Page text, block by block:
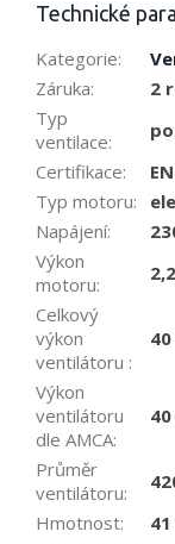
Technické
Kategorie:
Záruka:
2
Typ
ventilace:
Certifikace:
Typ motoru:
Napájení:
Výkon
motoru:
Celkový
výkon
ventilátoru :
Výkon
ventilátoru
dle AMCA:
Průměr
ventilátoru:
Hmotnost: